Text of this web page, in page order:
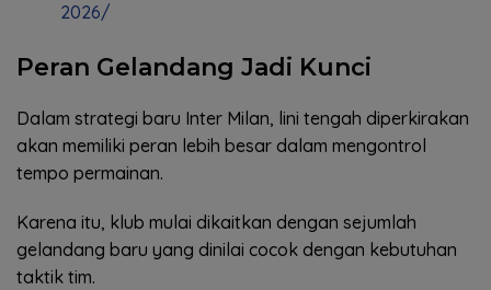
2026/
Peran Gelandang Jadi Kunci
Dalam strategi baru Inter Milan, lini tengah diperkirakan
akan memiliki peran lebih besar dalam mengontrol
tempo permainan.
Karena itu, klub mulai dikaitkan dengan sejumlah
gelandang baru yang dinilai cocok dengan kebutuhan
taktik tim.